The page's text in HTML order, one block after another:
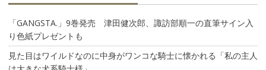
「GANGSTA.」9巻発売 津田健次郎、諏訪部順一の直筆サイン入
り色紙プレゼントも
見た目はワイルドなのに中身がワンコな騎士に懐かれる「私の主人